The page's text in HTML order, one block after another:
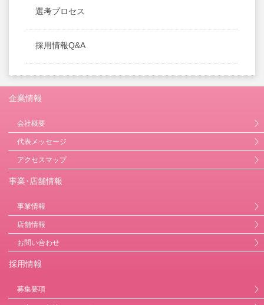
選考プロセス
採用情報Q&A
企業情報
会社概要
代表メッセージ
アクセスマップ
事業･店舗情報
事業情報
店舗情報
お問い合わせ
採用情報
募集要項